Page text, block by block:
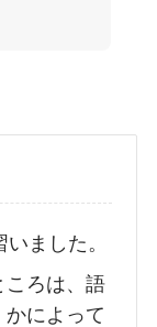
ました。
ころは、語
によって